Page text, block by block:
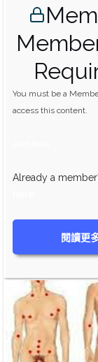
You must be a
access this content.
Already a
閱讀更